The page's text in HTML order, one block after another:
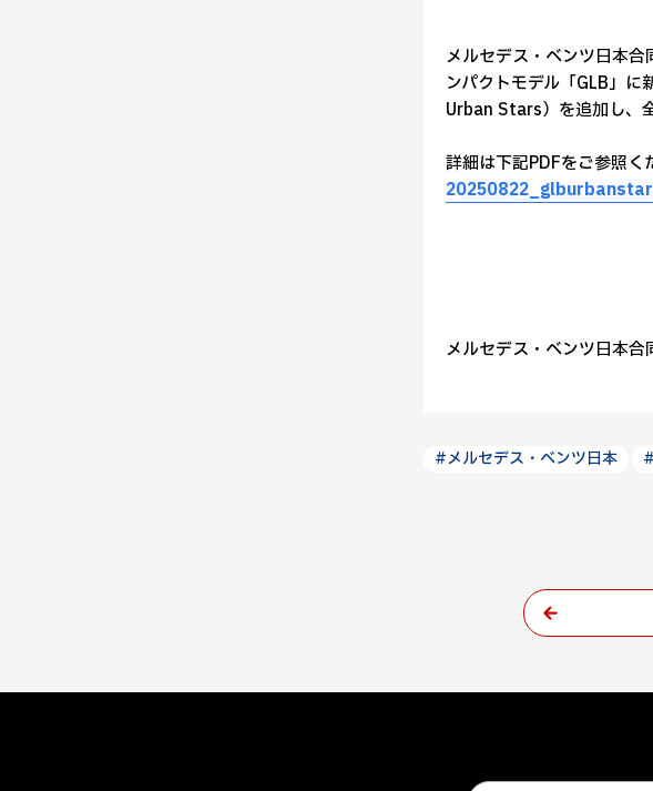
メルセデス・ベンツ日本
ンパクトモデル「GLB」
Urban Stars）を追加し、
詳細は下記PDFをご参照く
メルセデス・ベンツ日本
#メルセデス・ベンツ日本